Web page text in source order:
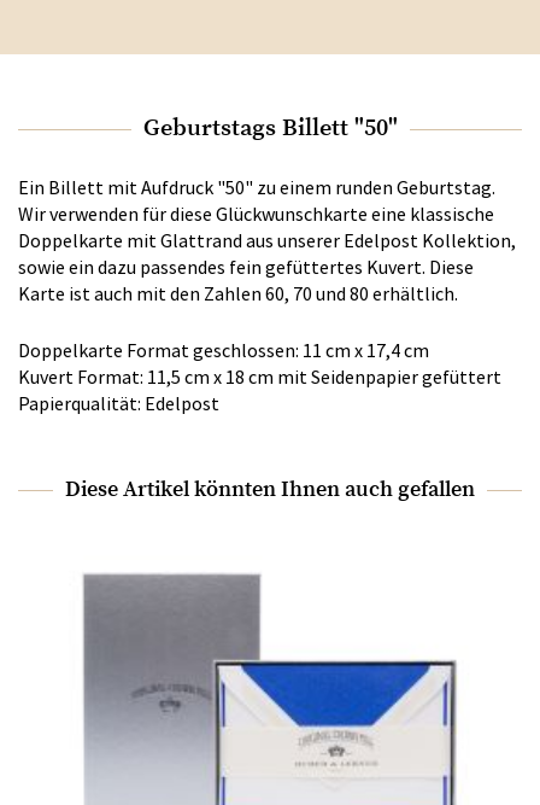
Geburtstags Billett "50"
Ein Billett mit Aufdruck "50" zu einem runden Geburtstag.
Wir verwenden für diese Glückwunschkarte eine klassische
Doppelkarte mit Glattrand aus unserer Edelpost Kollektion,
sowie ein dazu passendes fein gefüttertes Kuvert. Diese
Karte ist auch mit den Zahlen 60, 70 und 80 erhältlich.
Doppelkarte Format geschlossen: 11 cm x 17,4 cm
Kuvert Format: 11,5 cm x 18 cm mit Seidenpapier gefüttert
Papierqualität: Edelpost
Diese Artikel könnten Ihnen auch gefallen